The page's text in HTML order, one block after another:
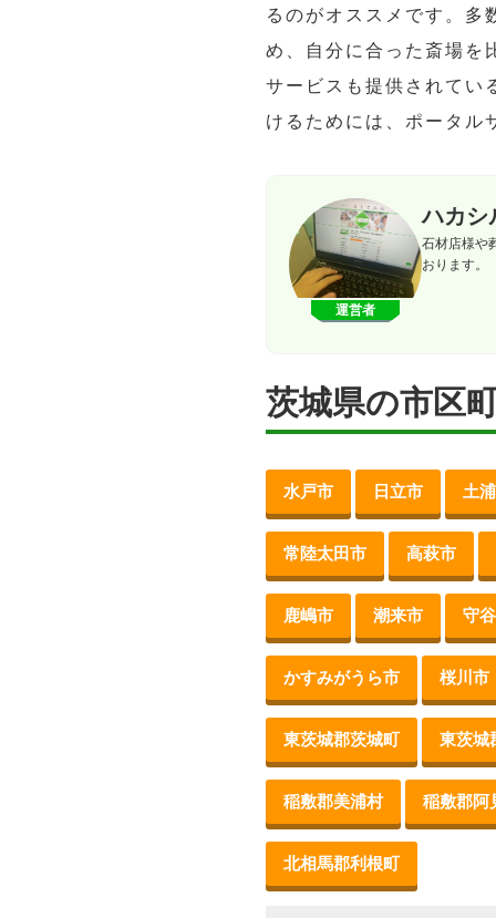
るのがオススメです。多
め、自分に合った斎場を
サービスも提供されてい
けるためには、ポータル
運営者
ハカシ
石材店様や
おります。
茨城県の市区
水戸市 日立市 土
常陸太田市 高萩市
鹿嶋市 潮来市 守
かすみがうら市 桜川市
東茨城郡茨城町 東茨城
稲敷郡美浦村 稲敷郡阿
北相馬郡利根町